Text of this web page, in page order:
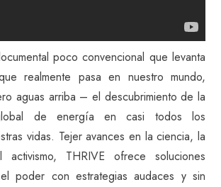
poco convencional que levanta
realmente pasa en nuestro mundo,
aguas arriba – el descubrimiento de la
de energía en casi todos los
vidas. Tejer avances en la ciencia, la
THRIVE ofrece soluciones
poder con estrategias audaces y sin